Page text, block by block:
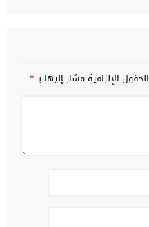
الحقول الإلزامية مشار إليها بـ*